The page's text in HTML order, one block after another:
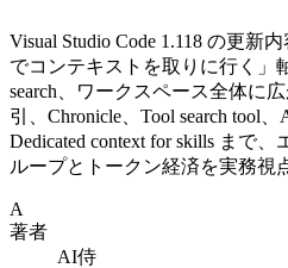
Visual Studio Code 1.118 の更新
でコンテキストを取りに行く」
search、ワークスペース全体に
引、Chronicle、Tool search tool、
Dedicated context for skills まで
ループとトークン経済を実務視
A
著者
AI侍